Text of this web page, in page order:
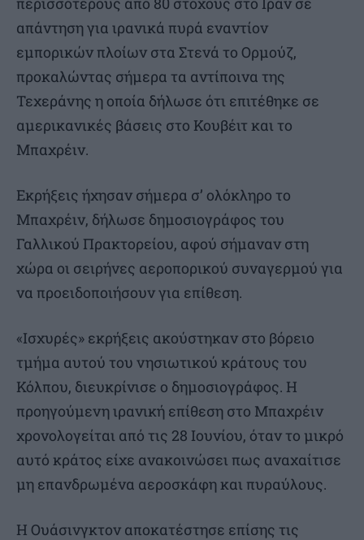
απάντηση για ιρανικά πυρά εναντίον
εμπορικών πλοίων στα Στενά το Ορμούζ,
προκαλώντας σήμερα τα αντίποινα της
Τεχεράνης η οποία δήλωσε ότι επιτέθηκε σε
αμερικανικές βάσεις στο Κουβέιτ και το
Μπαχρέιν.
Εκρήξεις ήχησαν σήμερα σ’ ολόκληρο το
Μπαχρέιν, δήλωσε δημοσιογράφος του
Γαλλικού Πρακτορείου, αφού σήμαναν στη
χώρα οι σειρήνες αεροπορικού συναγερμού για
να προειδοποιήσουν για επίθεση.
«Ισχυρές» εκρήξεις ακούστηκαν στο βόρειο
τμήμα αυτού του νησιωτικού κράτους του
Κόλπου, διευκρίνισε ο δημοσιογράφος. Η
προηγούμενη ιρανική επίθεση στο Μπαχρέιν
χρονολογείται από τις 28 Ιουνίου, όταν το μικρό
αυτό κράτος είχε ανακοινώσει πως αναχαίτισε
μη επανδρωμένα αεροσκάφη και πυραύλους.
Η Ουάσινγκτον αποκατέστησε επίσης τις